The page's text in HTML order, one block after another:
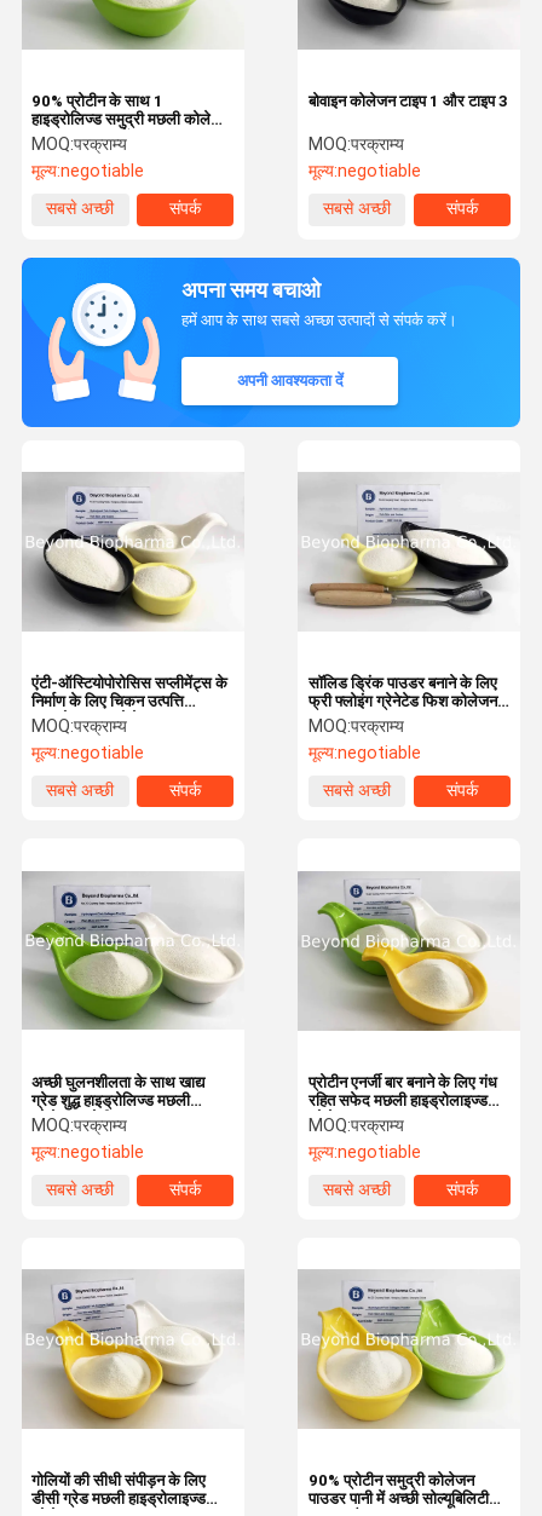
90% प्रोटीन के साथ 1
हाइड्रोलिज्ड समुद्री मछली कोलेजन
पाउडरर टाइप करें
MOQ:परक्राम्य
मूल्य:negotiable
सबसे अच्छी
संपर्क
बोवाइन कोलेजन टाइप 1 और टाइप 3
MOQ:परक्राम्य
मूल्य:negotiable
सबसे अच्छी
संपर्क
अपना समय बचाओ
हमें आप के साथ सबसे अच्छा उत्पादों से संपर्क करें।
अपनी आवश्यकता दें
सॉलिड ड्रिंक पाउडर बनाने के लिए
फ्री फ्लोइंग ग्रेनेटेड फिश कोलेजन
पाउडर
MOQ:परक्राम्य
मूल्य:negotiable
सबसे अच्छी
संपर्क
एंटी-ऑस्टियोपोरोसिस सप्लीमेंट्स के
निर्माण के लिए चिकन उत्पत्ति
हाइड्रोलाइज्ड कोलेजन पाउडर
MOQ:परक्राम्य
मूल्य:negotiable
सबसे अच्छी
संपर्क
प्रोटीन एनर्जी बार बनाने के लिए गंध
रहित सफेद मछली हाइड्रोलाइज्ड
कोलेजन पाउडर
MOQ:परक्राम्य
मूल्य:negotiable
सबसे अच्छी
संपर्क
अच्छी घुलनशीलता के साथ खाद्य
ग्रेड शुद्ध हाइड्रोलिज्ड मछली
कोलेजन प्रोटीन
MOQ:परक्राम्य
मूल्य:negotiable
सबसे अच्छी
संपर्क
90% प्रोटीन समुद्री कोलेजन
पाउडर पानी में अच्छी सोल्यूबिलिटी
गोलियों की सीधी संपीड़न के लिए
डीसी ग्रेड मछली हाइड्रोलाइज्ड